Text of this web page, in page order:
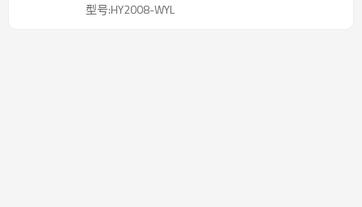
型号:HY2008-WYL